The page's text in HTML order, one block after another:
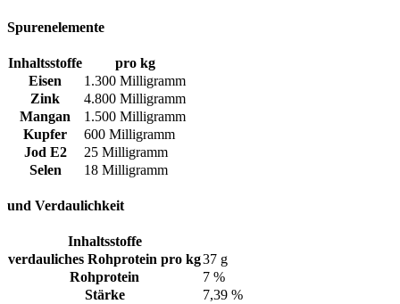
Spurenelemente
Inhaltsstoffe
pro kg
Eisen
1.300 Milligramm
Zink
4.800 Milligramm
Mangan
1.500 Milligramm
Kupfer
600 Milligramm
Jod E2
25 Milligramm
Selen
18 Milligramm
und Verdaulichkeit
Inhaltsstoffe
verdauliches Rohprotein pro kg37 g
Rohprotein
7 %
Stärke
7,39 %